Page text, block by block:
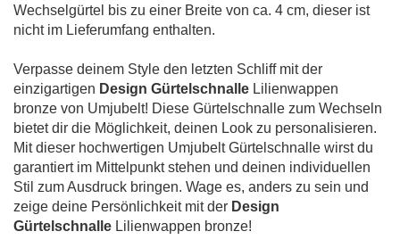
Wechselgürtel bis zu einer Breite von ca. 4 cm, dieser ist
nicht im Lieferumfang enthalten.
Verpasse deinem Style den letzten Schliff mit der
einzigartigen Design Gürtelschnalle Lilienwappen
bronze von Umjubelt! Diese Gürtelschnalle zum Wechseln
bietet dir die Möglichkeit, deinen Look zu personalisieren.
Mit dieser hochwertigen Umjubelt Gürtelschnalle wirst du
garantiert im Mittelpunkt stehen und deinen individuellen
Stil zum Ausdruck bringen. Wage es, anders zu sein und
zeige deine Persönlichkeit mit der Design
Gürtelschnalle Lilienwappen bronze!